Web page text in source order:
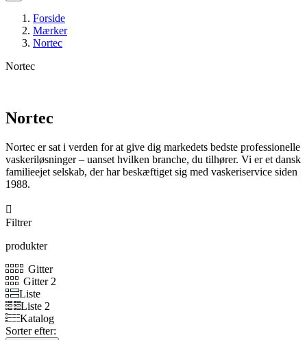
Forside
Mærker
Nortec
Nortec
Nortec
Nortec er sat i verden for at give dig markedets bedste professionelle
vaskeriløsninger – uanset hvilken branche, du tilhører. Vi er et dansk
familieejet selskab, der har beskæftiget sig med vaskeriservice siden
1988.

Filtrer
produkter
Gitter
Gitter 2
Liste
Liste 2
Katalog
Sorter efter: